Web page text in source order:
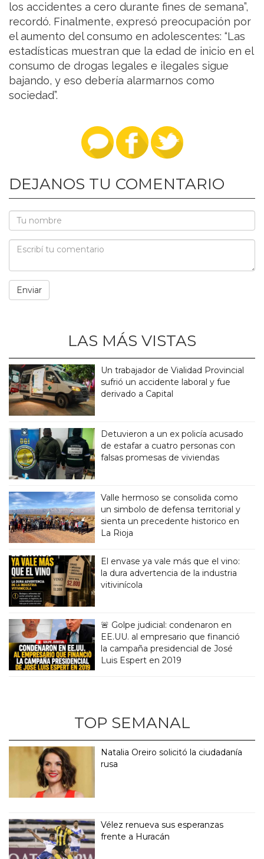
los accidentes a cero durante fines de semana”,
recordó. Finalmente, expresó preocupación por
el aumento del consumo en adolescentes: “Las
estadísticas muestran que la edad de inicio en el
consumo de drogas legales e ilegales sigue
bajando, y eso debería alarmarnos como
sociedad”.
DEJANOS TU COMENTARIO
LAS MÁS VISTAS
Un trabajador de Vialidad Provincial
sufrió un accidente laboral y fue
derivado a Capital
Detuvieron a un ex policía acusado
de estafar a cuatro personas con
falsas promesas de viviendas
Valle hermoso se consolida como
un simbolo de defensa territorial y
sienta un precedente historico en
La Rioja
El envase ya vale más que el vino:
la dura advertencia de la industria
vitivinícola
🚨 Golpe judicial: condenaron en
EE.UU. al empresario que financió
la campaña presidencial de José
Luis Espert en 2019
TOP SEMANAL
Natalia Oreiro solicitó la ciudadanía
rusa
Vélez renueva sus esperanzas
frente a Huracán